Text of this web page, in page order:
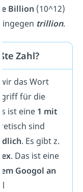
Billion (10^12)
trillion.
Zahl?
das Wort
für die
ist eine 1 mit
sind
. Es gibt z.
. Das ist eine
Googol an